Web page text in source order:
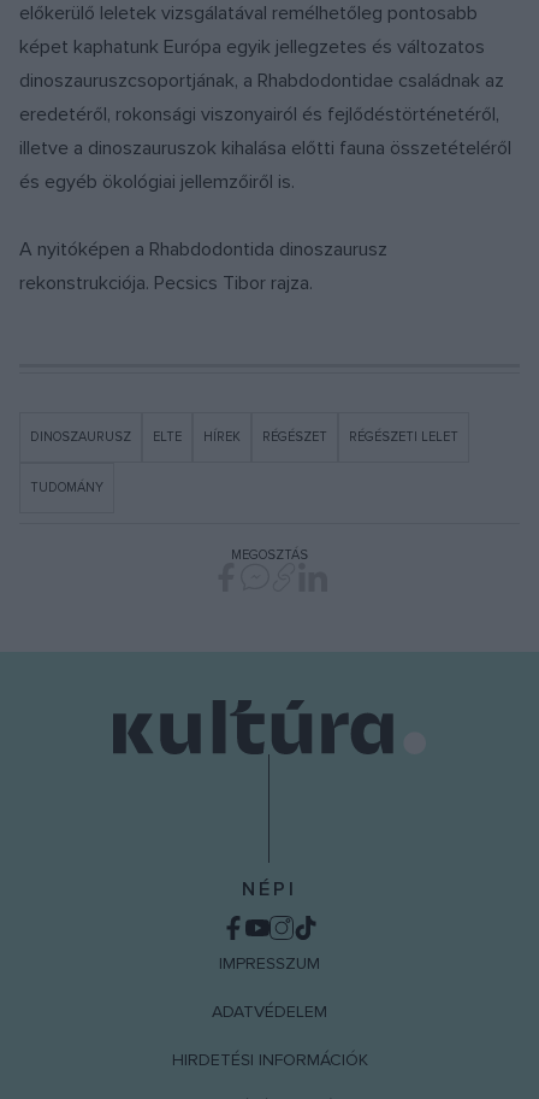
előkerülő leletek vizsgálatával remélhetőleg pontosabb
képet kaphatunk Európa egyik jellegzetes és változatos
dinoszauruszcsoportjának, a Rhabdodontidae családnak az
eredetéről, rokonsági viszonyairól és fejlődéstörténetéről,
illetve a dinoszauruszok kihalása előtti fauna összetételéről
és egyéb ökológiai jellemzőiről is.
A nyitóképen a Rhabdodontida dinoszaurusz
rekonstrukciója. Pecsics Tibor rajza.
DINOSZAURUSZ ELTE HÍREK RÉGÉSZET RÉGÉSZETI LELET
TUDOMÁNY
MEGOSZTÁS
NÉPI
IMPRESSZUM
ADATVÉDELEM
HIRDETÉSI INFORMÁCIÓK